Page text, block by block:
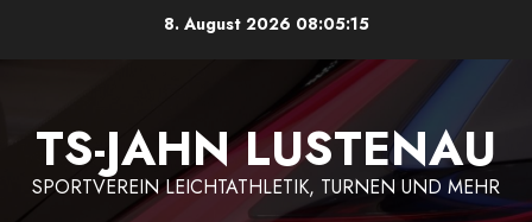
8. August 2026 08:05:16
TS-JAHN LUSTENAU
SPORTVEREIN LEICHTATHLETIK, TURNEN UND MEHR